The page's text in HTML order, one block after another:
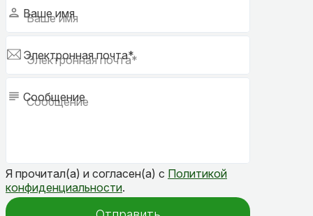
Ваше имя
Электронная почта*
Сообщение
Я прочитал(а) и согласен(а) с Политикой
конфиденциальности.